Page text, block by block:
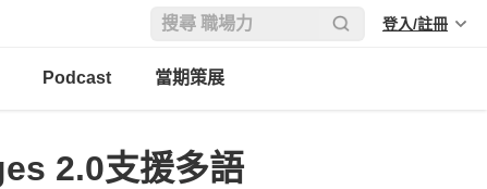
登入/註冊
Podcast 當期策展
2.0支援多語